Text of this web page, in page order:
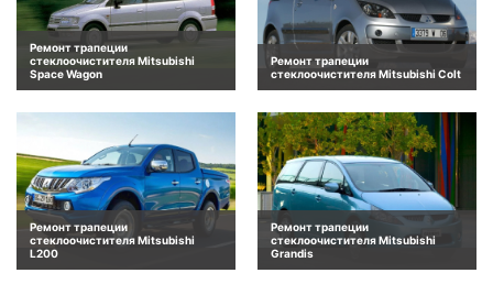
Ремонт трапеции
стеклоочистителя Mitsubishi
Space Wagon
Ремонт трапеции
стеклоочистителя Mitsubishi Colt
Ремонт трапеции
стеклоочистителя Mitsubishi
L200
Ремонт трапеции
стеклоочистителя Mitsubishi
Grandis